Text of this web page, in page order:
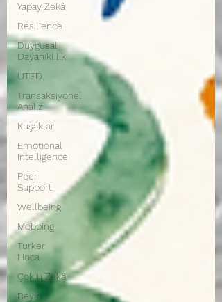
Yapay Zekâ
Resilience
Duygusal
Dayanıklılık
UTED
Transaksiyonel
Analiz
Kuşaklar
Emotional
Intelligence
Peer
Support
Wellbeing
Mobbing
Türker
Hoca
Çoklu Zekâ
Beyin